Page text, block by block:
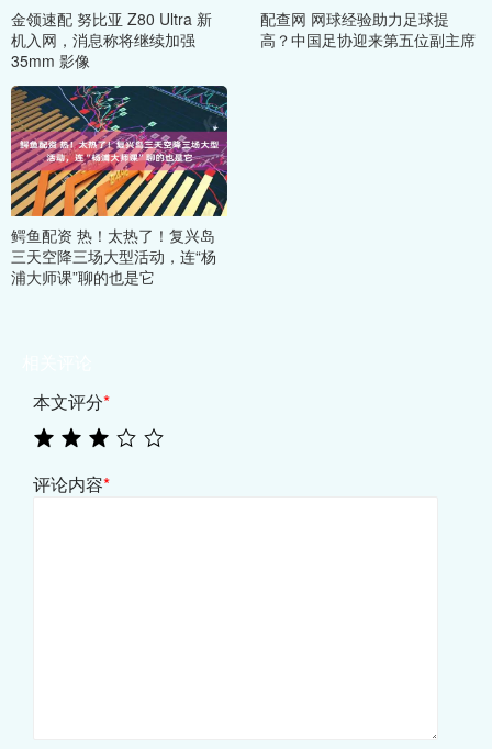
金领速配 努比亚 Z80 Ultra 新
机入网，消息称将继续加强
35mm 影像
配查网 网球经验助力足球提
高？中国足协迎来第五位副主席
鳄鱼配资 热！太热了！复兴岛
三天空降三场大型活动，连“杨
浦大师课”聊的也是它
本文评分*
评论内容*